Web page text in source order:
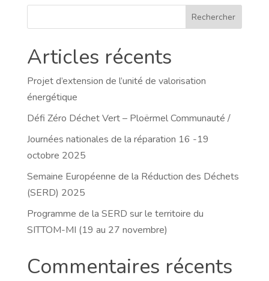
Rechercher
Articles récents
Projet d’extension de l’unité de valorisation
énergétique
Défi Zéro Déchet Vert – Ploërmel Communauté /
Journées nationales de la réparation 16 -19
octobre 2025
Semaine Européenne de la Réduction des Déchets
(SERD) 2025
Programme de la SERD sur le territoire du
SITTOM-MI (19 au 27 novembre)
Commentaires récents